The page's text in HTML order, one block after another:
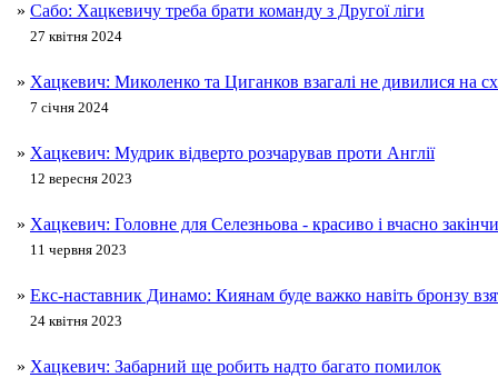
» Сабо: Хацкевичу треба брати команду з Другої ліги
27 квітня 2024
» Хацкевич: Миколенко та Циганков взагалі не дивилися на
7 січня 2024
» Хацкевич: Мудрик відверто розчарував проти Англії
12 вересня 2023
» Хацкевич: Головне для Селезньова - красиво і вчасно
11 червня 2023
» Екс-наставник Динамо: Киянам буде важко навіть бронзу
24 квітня 2023
» Хацкевич: Забарний ще робить надто багато помилок